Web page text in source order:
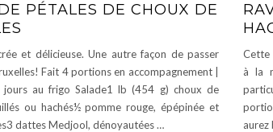
PÉTALES DE CHOUX DE
et délicieuse. Une autre façon de passer
Fait 4 portions en accompagnement |
jours au frigo Salade1 lb (454 g) choux de
ou hachés½ pomme rouge, épépinée et
dattes Medjool, dénoyautées …
Cette
à la
aurez